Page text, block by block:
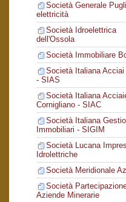
Società Generale
elettricità
Società Idroelettrica
dell'Ossola
Società Immobiliare
Società Italiana Acciai
- SIAS
Società Italiana
Cornigliano - SIAC
Società Italiana
Immobiliari - SIGIM
Società Lucana
Idrolettriche
Società Meridionale
Società
Aziende Minerarie